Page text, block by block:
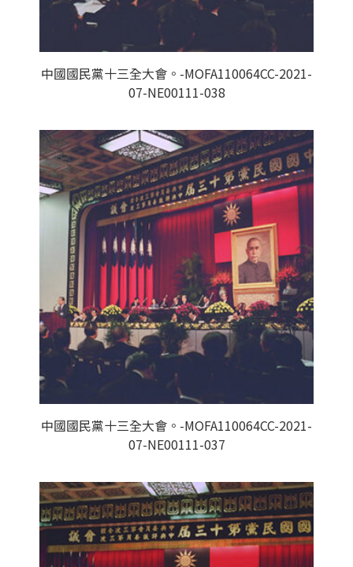
中國國民黨十三全大會。-MOFA110064CC-2021-
07-NE00111-038
中國國民黨十三全大會。-MOFA110064CC-2021-
07-NE00111-037